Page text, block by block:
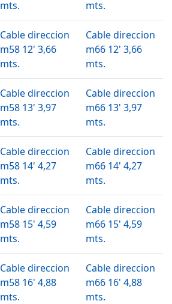
mts. mts.
Cable direccion
m58 12' 3,66
mts.
Cable direccion
m66 12' 3,66
mts.
Cable direccion
m58 13' 3,97
mts.
Cable direccion
m66 13' 3,97
mts.
Cable direccion
m58 14' 4,27
mts.
Cable direccion
m66 14' 4,27
mts.
Cable direccion
m58 15' 4,59
mts.
Cable direccion
m66 15' 4,59
mts.
Cable direccion
m58 16' 4,88
mts.
Cable direccion
m66 16' 4,88
mts.